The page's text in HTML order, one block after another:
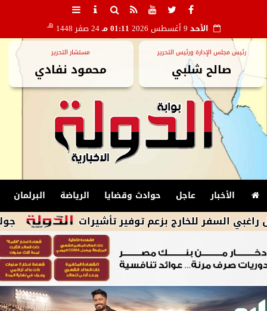
الأحد 01:11 مـ 24 صفر 1448 هـ
رئيس مجلس الإدارة ورئيس التحرير
صالح شلبي
مستشار التحرير
محمود نفادي
الأخبار عاجل حوادث وقضايا الرياضة البرلمان
جولد بيليون: الذهب في مصر للخارج بزعم توفير تأشيرات